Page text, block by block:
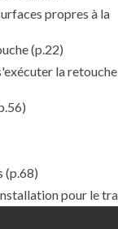
propres à la
(p.22)
la retouche
(p.68)
pour le